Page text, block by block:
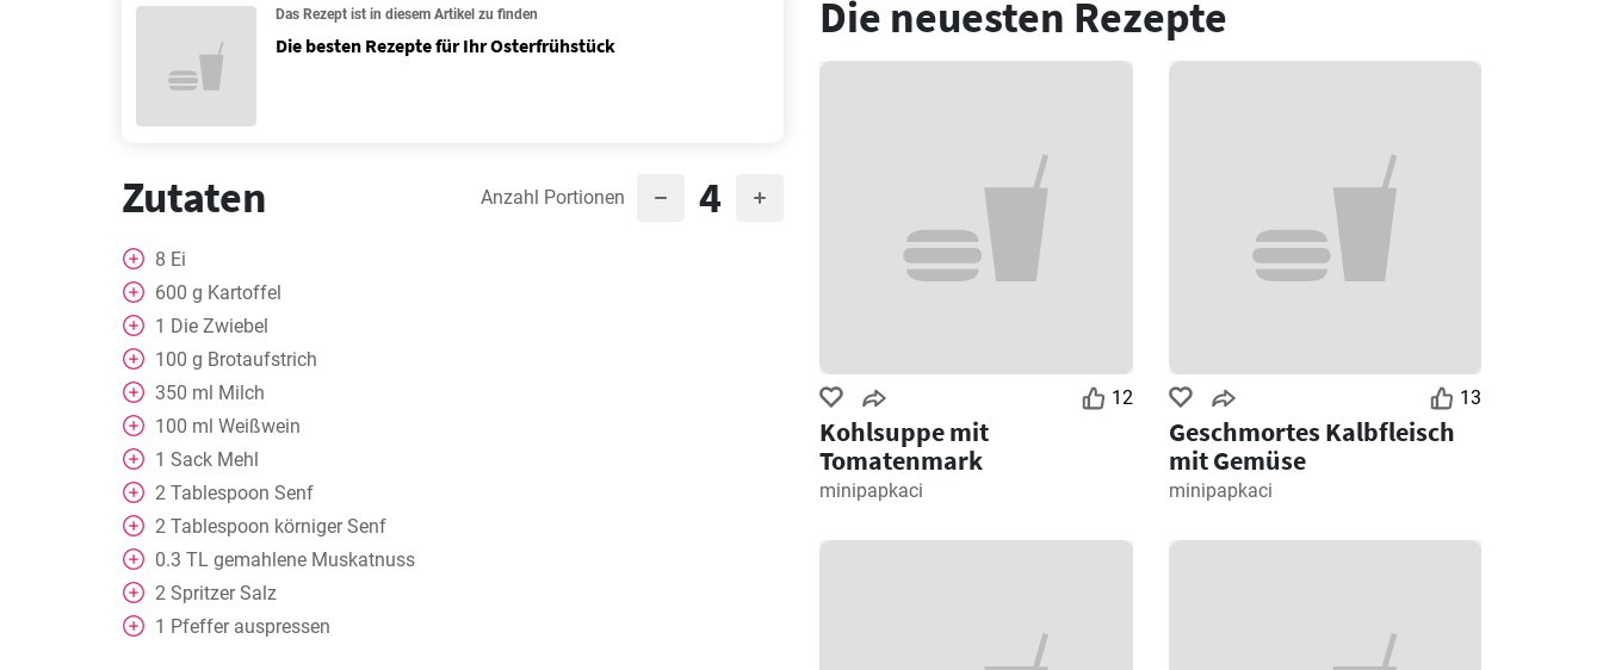
Das Rezept ist in diesem Artikel zu finden
Die besten Rezepte für Ihr Osterfrühstück
Zutaten Anzahl Portionen 4
8 Ei
600 g Kartoffel
1 Die Zwiebel
100 g Brotaufstrich
350 ml Milch
100 ml Weißwein
1 Sack Mehl
2 Tablespoon Senf
2 Tablespoon körniger Senf
0.3 TL gemahlene Muskatnuss
2 Spritzer Salz
1 Pfeffer auspressen
Die neuesten Rezepte
12
Kohlsuppe mit
Tomatenmark
minipapkaci
13
Geschmortes Kalbfleisch
mit Gemüse
minipapkaci